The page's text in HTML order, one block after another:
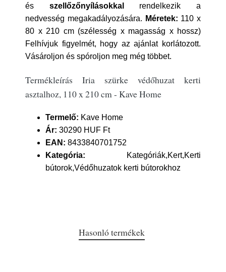
és szellőzőnyílásokkal
rendelkezik a
nedvesség megakadályozására. Méretek: 110 x
80 x 210 cm (szélesség x magasság x hossz)
Felhívjuk figyelmét, hogy az ajánlat korlátozott.
Vásároljon és spóroljon meg még többet.
Termékleírás Iria szürke védőhuzat kerti
asztalhoz, 110 x 210 cm - Kave Home
Termelő: Kave Home
Ár: 30290 HUF Ft
EAN: 8433840701752
Kategória: Kategóriák,Kert,Kerti
bútorok,Védőhuzatok kerti bútorokhoz
Hasonló termékek